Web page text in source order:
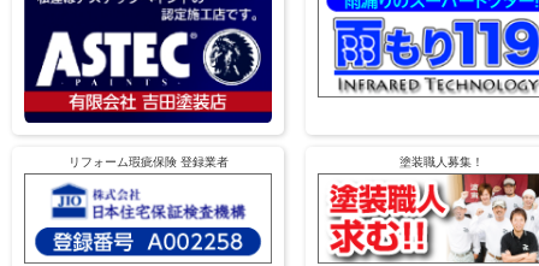
リフォーム瑕疵保険 登録業者 塗装職人募集！